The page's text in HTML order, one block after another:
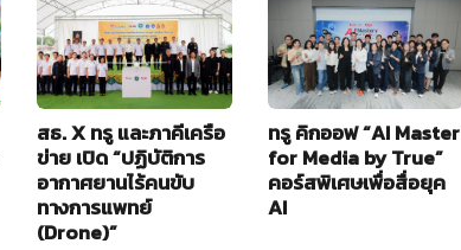
สธ. X ทรู และภาคีเครือ
ข่าย เปิด “ปฏิบัติการ
อากาศยานไร้คนขับ
ทางการแพทย์
(Drone)”
ทรู คิกออฟ “AI Master
for Media by True”
คอร์สพิเศษเพื่อสื่อยุค
AI